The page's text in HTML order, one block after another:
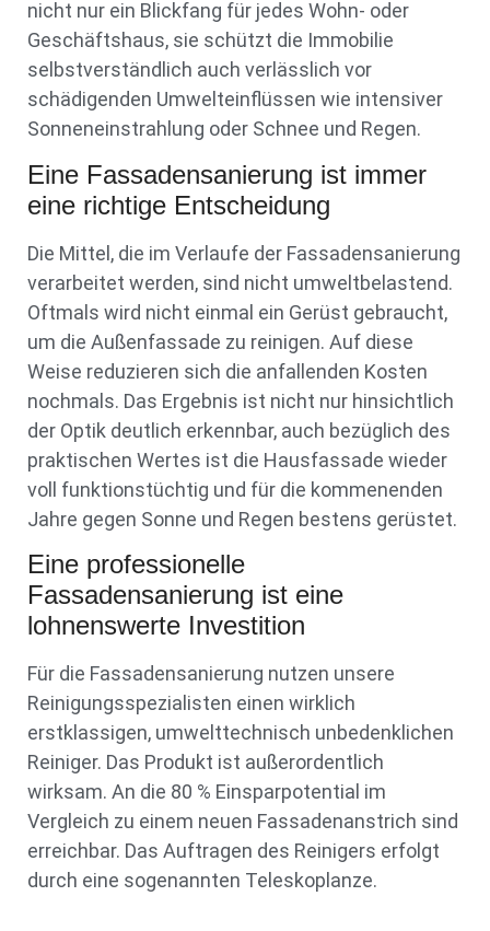
nicht nur ein Blickfang für jedes Wohn- oder
Geschäftshaus, sie schützt die Immobilie
selbstverständlich auch verlässlich vor
schädigenden Umwelteinflüssen wie intensiver
Sonneneinstrahlung oder Schnee und Regen.
Eine Fassadensanierung ist immer
eine richtige Entscheidung
Die Mittel, die im Verlaufe der Fassadensanierung
verarbeitet werden, sind nicht umweltbelastend.
Oftmals wird nicht einmal ein Gerüst gebraucht,
um die Außenfassade zu reinigen. Auf diese
Weise reduzieren sich die anfallenden Kosten
nochmals. Das Ergebnis ist nicht nur hinsichtlich
der Optik deutlich erkennbar, auch bezüglich des
praktischen Wertes ist die Hausfassade wieder
voll funktionstüchtig und für die kommenenden
Jahre gegen Sonne und Regen bestens gerüstet.
Eine professionelle
Fassadensanierung ist eine
lohnenswerte Investition
Für die Fassadensanierung nutzen unsere
Reinigungsspezialisten einen wirklich
erstklassigen, umwelttechnisch unbedenklichen
Reiniger. Das Produkt ist außerordentlich
wirksam. An die 80 % Einsparpotential im
Vergleich zu einem neuen Fassadenanstrich sind
erreichbar. Das Auftragen des Reinigers erfolgt
durch eine sogenannten Teleskoplanze.